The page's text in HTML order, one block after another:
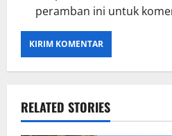
peramban ini untuk
RELATED STORIES